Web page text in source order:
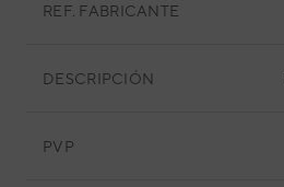
REF. FABRICANTE
DESCRIPCIÓN
PVP